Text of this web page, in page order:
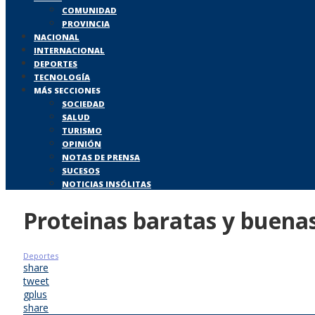
COMUNIDAD
PROVINCIA
NACIONAL
INTERNACIONAL
DEPORTES
TECNOLOGÍA
MÁS SECCIONES
SOCIEDAD
SALUD
TURISMO
OPINIÓN
NOTAS DE PRENSA
SUCESOS
NOTICIAS INSÓLITAS
Proteinas baratas y
Deportes
share
tweet
gplus
share